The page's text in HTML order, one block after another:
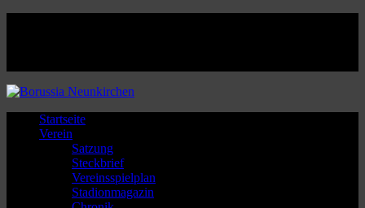
Startseite
Verein
Satzung
Steckbrief
Vereinsspielplan
Stadionmagazin